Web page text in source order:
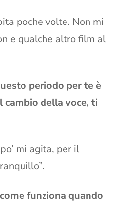
poche volte. Non mi
e qualche altro film al
periodo per te è
della voce, ti
mi agita, per il
funziona quando